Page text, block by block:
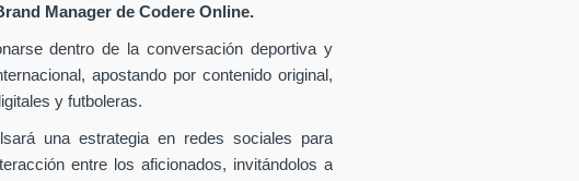
Manager de Codere Online.
dentro de la conversación deportiva y
apostando por contenido original,
y futboleras.
una estrategia en redes sociales para
entre los aficionados, invitándolos a